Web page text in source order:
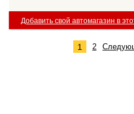
Добавить свой автомагазин в
1 2